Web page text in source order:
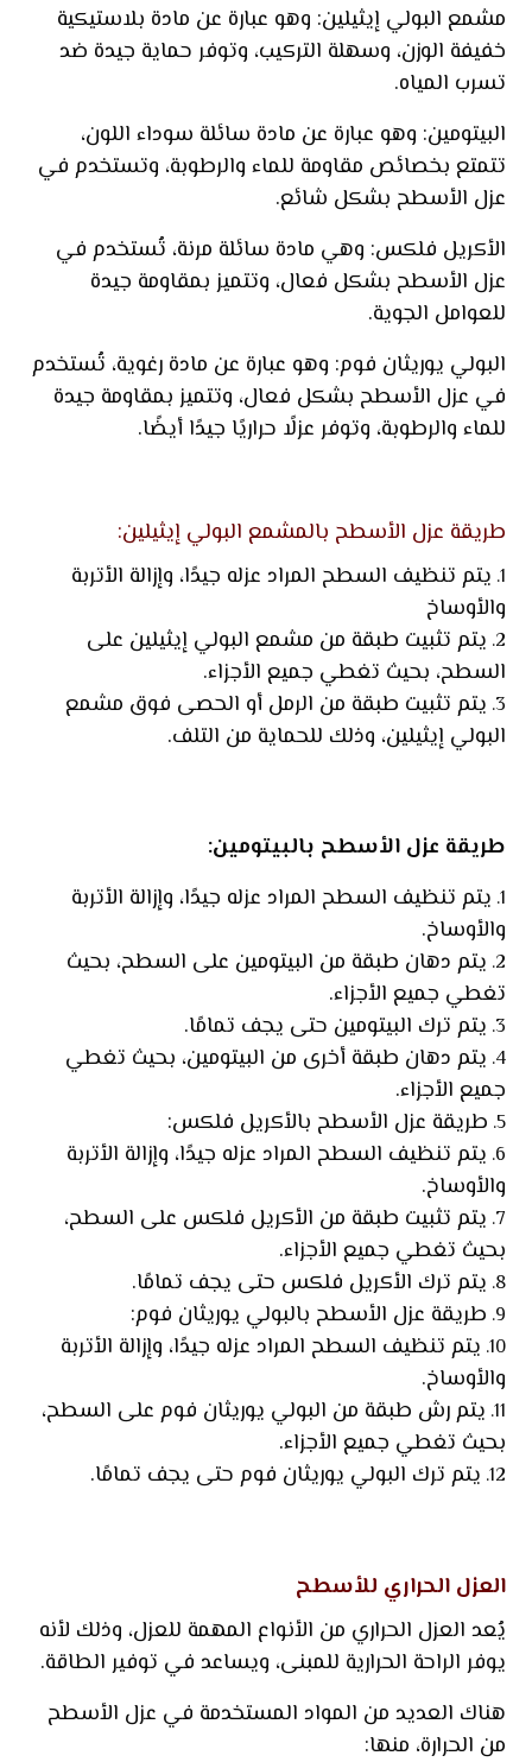
مشمع البولي إيثيلين: وهو عبارة عن مادة بلاستيكية
خفيفة الوزن، وسهلة التركيب، وتوفر حماية جيدة ضد
تسرب المياه.
البيتومين: وهو عبارة عن مادة سائلة سوداء اللون،
تتمتع بخصائص مقاومة للماء والرطوبة، وتستخدم في
عزل الأسطح بشكل شائع.
الأكريل فلكس: وهي مادة سائلة مرنة، تُستخدم في
عزل الأسطح بشكل فعال، وتتميز بمقاومة جيدة
للعوامل الجوية.
البولي يوريثان فوم: وهو عبارة عن مادة رغوية، تُستخدم
في عزل الأسطح بشكل فعال، وتتميز بمقاومة جيدة
للماء والرطوبة، وتوفر عزلًا حراريًا جيدًا أيضًا.
طريقة عزل الأسطح بالمشمع البولي إيثيلين:
يتم تنظيف السطح المراد عزله جيدًا، وإزالة الأتربة
والأوساخ
يتم تثبيت طبقة من مشمع البولي إيثيلين على
السطح، بحيث تغطي جميع الأجزاء.
يتم تثبيت طبقة من الرمل أو الحصى فوق مشمع
البولي إيثيلين، وذلك للحماية من التلف.
طريقة عزل الأسطح بالبيتومين:
يتم تنظيف السطح المراد عزله جيدًا، وإزالة الأتربة
والأوساخ.
يتم دهان طبقة من البيتومين على السطح، بحيث
تغطي جميع الأجزاء.
يتم ترك البيتومين حتى يجف تمامًا.
يتم دهان طبقة أخرى من البيتومين، بحيث تغطي
جميع الأجزاء.
طريقة عزل الأسطح بالأكريل فلكس:
يتم تنظيف السطح المراد عزله جيدًا، وإزالة الأتربة
والأوساخ.
يتم تثبيت طبقة من الأكريل فلكس على السطح،
بحيث تغطي جميع الأجزاء.
يتم ترك الأكريل فلكس حتى يجف تمامًا.
طريقة عزل الأسطح بالبولي يوريثان فوم:
يتم تنظيف السطح المراد عزله جيدًا، وإزالة الأتربة
والأوساخ.
يتم رش طبقة من البولي يوريثان فوم على السطح،
بحيث تغطي جميع الأجزاء.
يتم ترك البولي يوريثان فوم حتى يجف تمامًا.
العزل الحراري للأسطح
يُعد العزل الحراري من الأنواع المهمة للعزل، وذلك لأنه
يوفر الراحة الحرارية للمبنى، ويساعد في توفير الطاقة.
هناك العديد من المواد المستخدمة في عزل الأسطح
من الحرارة، منها: